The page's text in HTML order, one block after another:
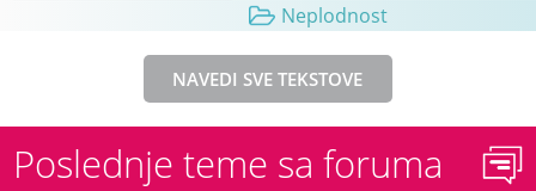
Neplodnost
NAVEDI SVE TEKSTOVE
Poslednje teme sa foruma